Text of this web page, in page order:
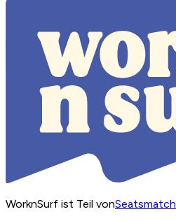
WorknSurf ist Teil vonSeatsmatch